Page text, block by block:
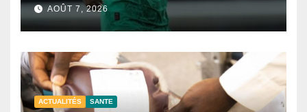
AOÛT 7, 2026
ACTUALITÉS SANTE